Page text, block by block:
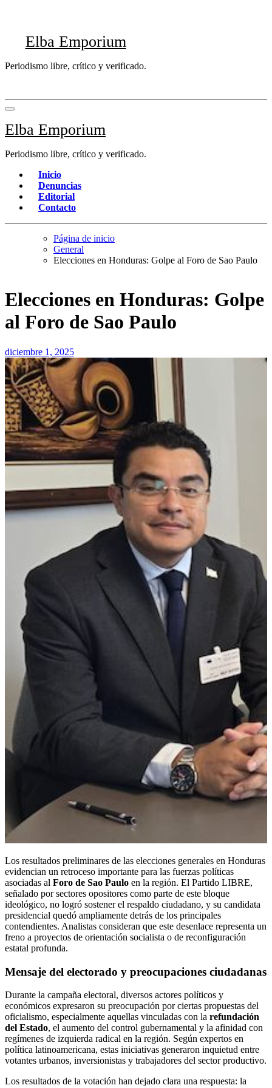
Elba Emporium
Periodismo libre, crítico y verificado.
Elba Emporium
Periodismo libre, crítico y verificado.
Inicio
Denuncias
Editorial
Contacto
Página de inicio
General
Elecciones en Honduras: Golpe al Foro de Sao Paulo
Elecciones en Honduras: Golpe
al Foro de Sao Paulo
diciembre 1, 2025
Los resultados preliminares de las elecciones generales en Honduras
evidencian un retroceso importante para las fuerzas políticas
asociadas al Foro de Sao Paulo en la región. El Partido LIBRE,
señalado por sectores opositores como parte de este bloque
ideológico, no logró sostener el respaldo ciudadano, y su candidata
presidencial quedó ampliamente detrás de los principales
contendientes. Analistas consideran que este desenlace representa un
freno a proyectos de orientación socialista o de reconfiguración
estatal profunda.
Mensaje del electorado y preocupaciones ciudadanas
Durante la campaña electoral, diversos actores políticos y
económicos expresaron su preocupación por ciertas propuestas del
oficialismo, especialmente aquellas vinculadas con la refundación
del Estado, el aumento del control gubernamental y la afinidad con
regímenes de izquierda radical en la región. Según expertos en
política latinoamericana, estas iniciativas generaron inquietud entre
votantes urbanos, inversionistas y trabajadores del sector productivo.
Los resultados de la votación han dejado clara una respuesta: la